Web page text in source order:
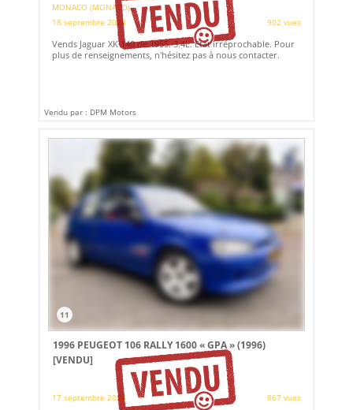
MONACO (MONACO)
18 septembre 2024
902 vues
Vends Jaguar XK 140 de 1955. 3.4L. Etat irréprochable. Pour
plus de renseignements, n'hésitez pas à nous contacter.
Vendu par : DPM Motors
11
1996 PEUGEOT 106 RALLY 1600 « GPA » (1996)
[VENDU]
17 septembre 2024 867 vues